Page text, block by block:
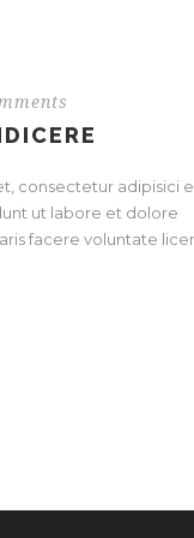
consectetur adipisici
ut labore et dolore
facere voluntate